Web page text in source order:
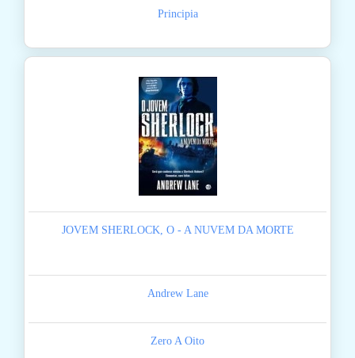
Principia
JOVEM SHERLOCK, O - A NUVEM DA MORTE
Andrew Lane
Zero A Oito